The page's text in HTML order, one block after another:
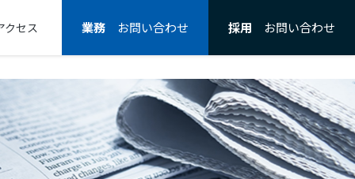
クセス 業務 お問い合わせ 採用 お問い合わせ